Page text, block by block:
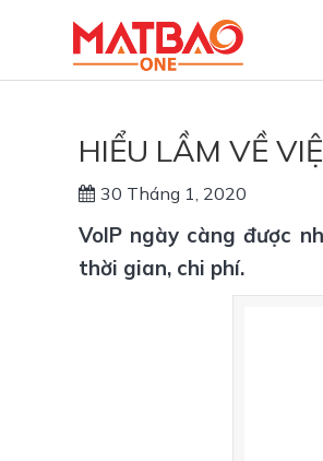
HIỂU LẦM VỀ
30 Tháng 1, 2020
VoIP ngày càng được
thời gian, chi phí.